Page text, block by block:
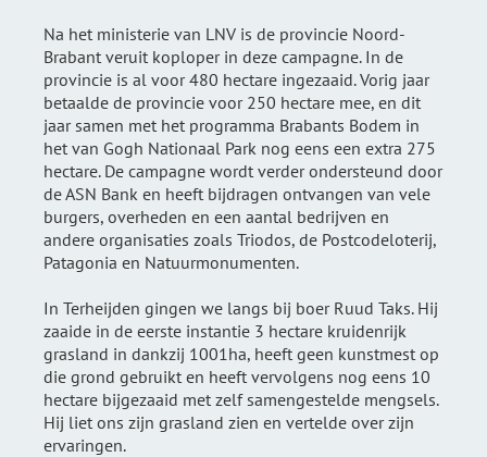
Na het ministerie van LNV is de provincie Noord-
Brabant veruit koploper in deze campagne. In de
provincie is al voor 480 hectare ingezaaid. Vorig jaar
betaalde de provincie voor 250 hectare mee, en dit
jaar samen met het programma Brabants Bodem in
het van Gogh Nationaal Park nog eens een extra 275
hectare. De campagne wordt verder ondersteund door
de ASN Bank en heeft bijdragen ontvangen van vele
burgers, overheden en een aantal bedrijven en
andere organisaties zoals Triodos, de Postcodeloterij,
Patagonia en Natuurmonumenten.
In Terheijden gingen we langs bij boer Ruud Taks. Hij
zaaide in de eerste instantie 3 hectare kruidenrijk
grasland in dankzij 1001ha, heeft geen kunstmest op
die grond gebruikt en heeft vervolgens nog eens 10
hectare bijgezaaid met zelf samengestelde mengsels.
Hij liet ons zijn grasland zien en vertelde over zijn
ervaringen.